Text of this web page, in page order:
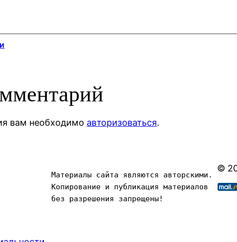
вам необходимо авторизоваться.
Материалы сайта являются авторскими.
Копирование и публикация материалов
без разрешения запрещены!
©